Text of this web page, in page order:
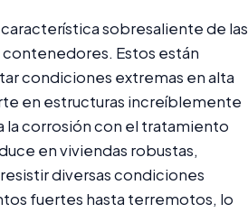
sobresaliente de las
Estos están
condiciones extremas en alta
en estructuras increíblemente
la corrosión con el tratamiento
en viviendas robustas,
diversas condiciones
fuertes hasta terremotos, lo